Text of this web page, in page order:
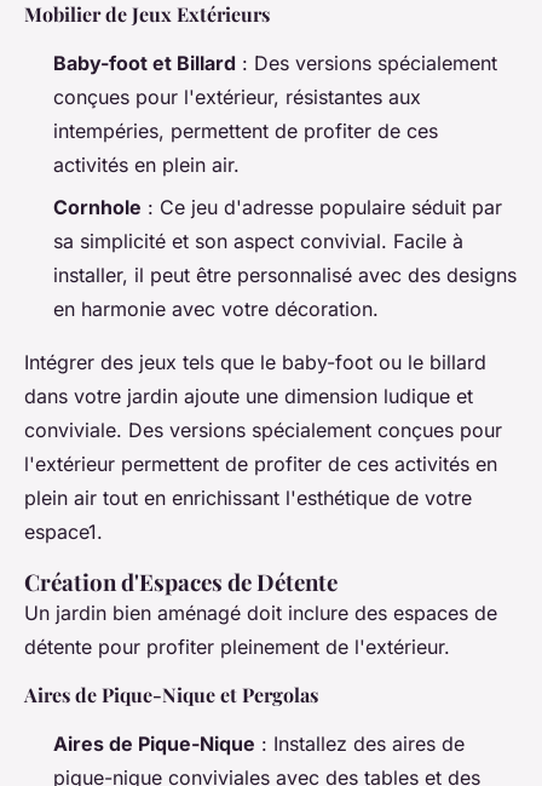
Mobilier de Jeux Extérieurs
Baby-foot et Billard : Des versions spécialement
conçues pour l'extérieur, résistantes aux
intempéries, permettent de profiter de ces
activités en plein air.
Cornhole : Ce jeu d'adresse populaire séduit par
sa simplicité et son aspect convivial. Facile à
installer, il peut être personnalisé avec des designs
en harmonie avec votre décoration.
Intégrer des jeux tels que le baby-foot ou le billard
dans votre jardin ajoute une dimension ludique et
conviviale. Des versions spécialement conçues pour
l'extérieur permettent de profiter de ces activités en
plein air tout en enrichissant l'esthétique de votre
espace1.
Création d'Espaces de Détente
Un jardin bien aménagé doit inclure des espaces de
détente pour profiter pleinement de l'extérieur.
Aires de Pique-Nique et Pergolas
Aires de Pique-Nique : Installez des aires de
pique-nique conviviales avec des tables et des